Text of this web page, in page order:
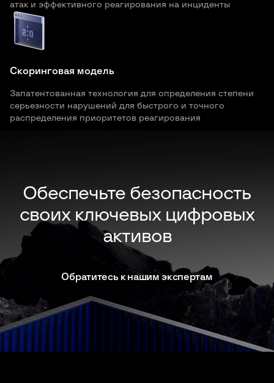
атак и эффективного реагирования на инциденты
Скоринговая модель
Запатентованная технология для определения степени
серьезности нарушений для быстрого и точного
распределения приоритетов реагирования
Обеспечьте безопасность
своих ключевых цифровых
активов
Обратитесь к нашим экспертам